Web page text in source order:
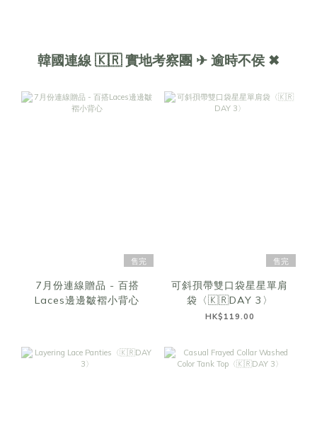
韓國連線 🇰🇷 實地考察團 ✈ 逾時不侯 ✖︎
售完
7月份連線贈品 - 百搭
Laces邊邊皺褶小背心
售完
可斜孭帶雙口袋星星單肩
袋〈🇰🇷DAY 3〉
HK$119.00